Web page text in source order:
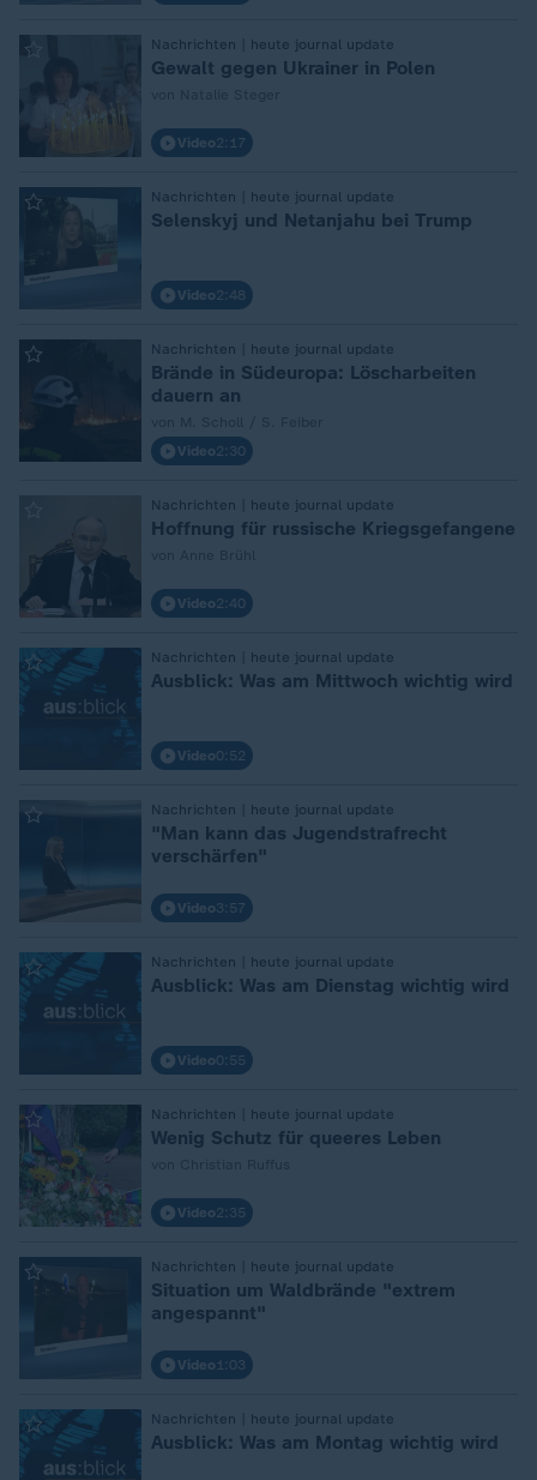
Nachrichten | heute journal update
Gewalt gegen Ukrainer in Polen
Video2:17
Nachrichten | heute journal update
Selenskyj und Netanjahu bei Trump
Video2:48
Nachrichten | heute journal update
Brände in Südeuropa: Löscharbeiten
dauern an
Video2:30
Nachrichten | heute journal update
Hoffnung für russische Kriegsgefangene
Video2:40
Nachrichten | heute journal update
Ausblick: Was am Mittwoch wichtig wird
Video0:52
Nachrichten | heute journal update
"Man kann das Jugendstrafrecht
verschärfen"
Video3:57
Nachrichten | heute journal update
Ausblick: Was am Dienstag wichtig wird
Video0:55
Nachrichten | heute journal update
Wenig Schutz für queeres Leben
Video2:35
Nachrichten | heute journal update
Situation um Waldbrände "extrem
angespannt"
Video 1:03
Nachrichten | heute journal update
Ausblick: Was am Montag wichtig wird